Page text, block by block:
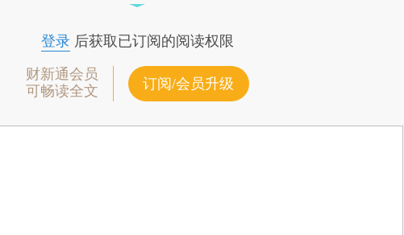
登录后获取已订阅的阅读权限
财新通会员
可畅读全文
订阅/会员升级